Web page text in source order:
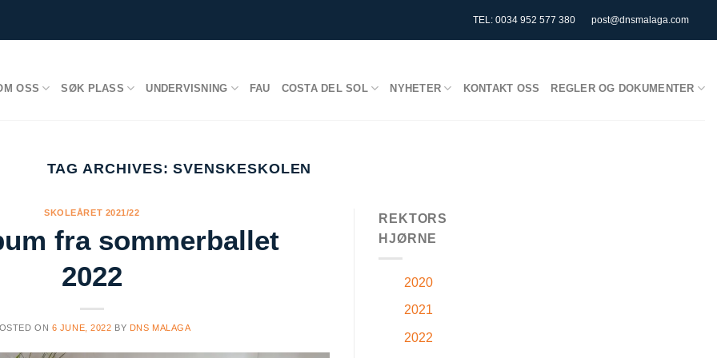
TEL: 0034 952 577 380 post@dnsmalaga.com
OSS SØK PLASS UNDERVISNING FAU COSTA DEL SOL NYHETER KONTAKT OSS REGLER OG DOKUMENTER
TAG ARCHIVES:SVENSKESKOLEN
SKOLEÅRET 2021/22
fra sommerballet
2022
ON 6 JUNE, 2022 BY DNS MALAGA
REKTORS
HJØRNE
2020
2021
2022